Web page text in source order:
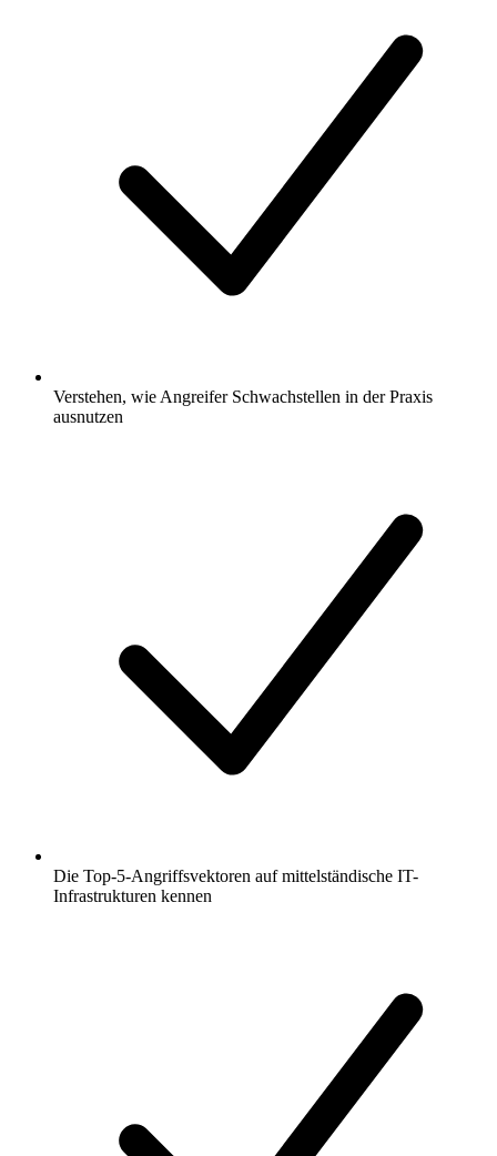
Verstehen, wie Angreifer Schwachstellen in der Praxis
ausnutzen
Die Top-5-Angriffsvektoren auf mittelständische IT-
Infrastrukturen kennen